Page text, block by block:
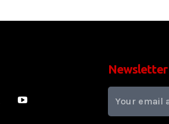
Newsletter